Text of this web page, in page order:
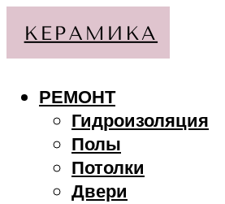
РЕМОНТ
Гидроизоляция
Полы
Потолки
Двери